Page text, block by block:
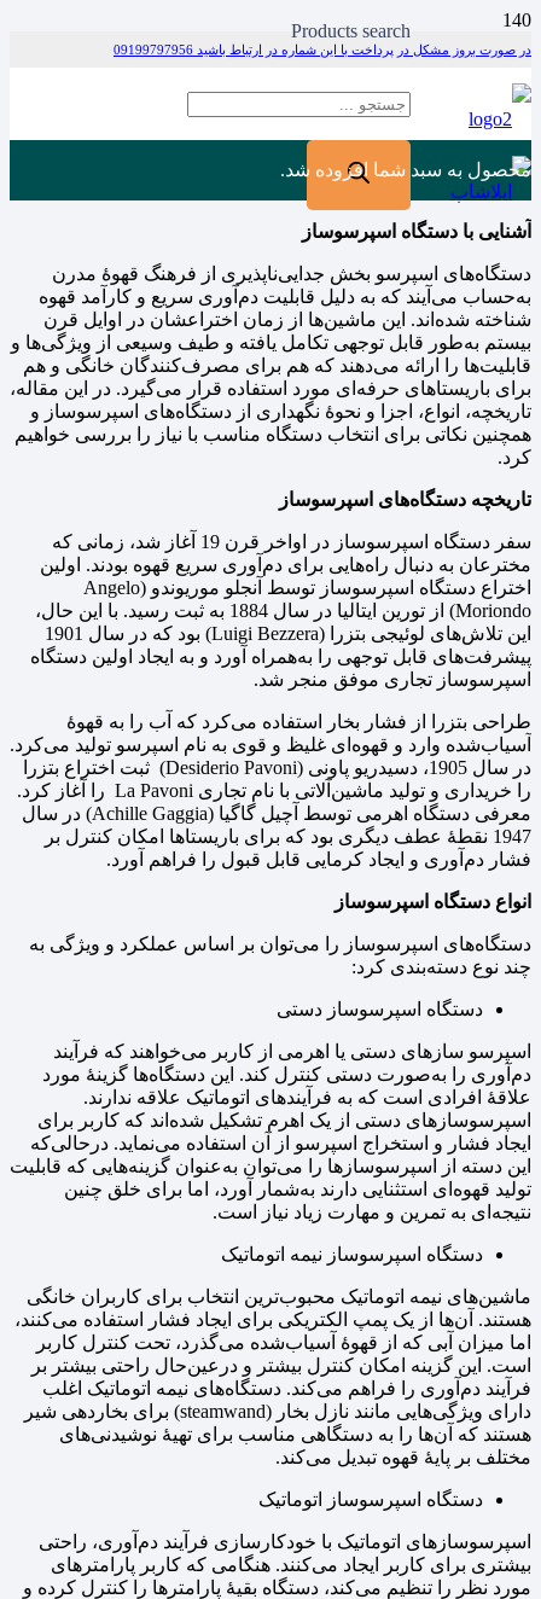
در صورت بروز مشکل در پرداخت با این شماره در ارتباط باشید 09199797956
Products search
محصول به سبد شما افزوده شد.
آشنایی با دستگاه اسپرسوساز
دستگاه‌های اسپرسو بخش جدایی‌ناپذیری از فرهنگ قهوهٔ مدرن
به‌حساب می‌آیند که به دلیل قابلیت دم‌آوری سریع و کارآمد قهوه
شناخته شده‌اند. این ماشین‌ها از زمان اختراعشان در اوایل قرن
بیستم به‌طور قابل توجهی تکامل یافته‌ و طیف وسیعی از ویژگی‌ها و
قابلیت‌ها را ارائه می‌دهند که هم برای مصرف‌کنندگان خانگی و هم
برای باریستاهای حرفه‌ای مورد استفاده قرار می‌گیرد. در این مقاله،
تاریخچه، انواع، اجزا و نحوهٔ نگهداری از دستگاه‌های اسپرسوساز و
همچنین نکاتی برای انتخاب دستگاه مناسب با نیاز را بررسی خواهیم
کرد.
تاریخچه دستگاه‌های اسپرسوساز
سفر دستگاه اسپرسوساز در اواخر قرن 19 آغاز شد، زمانی که
مخترعان به دنبال راه‌هایی برای دم‌آوری سریع قهوه بودند. اولین
اختراع دستگاه اسپرسوساز توسط آنجلو موریوندو (Angelo
Moriondo)‌ از تورین ایتالیا در سال 1884 به ثبت رسید. با این حال،
این تلاش‌های لوئیجی بتزرا (Luigi Bezzera) بود که در سال 1901
پیشرفت‌های قابل توجهی را به‌همراه آورد و به ایجاد اولین دستگاه
اسپرسوساز تجاری موفق منجر شد.
طراحی بتزرا از فشار بخار استفاده می‌کرد که آب را به قهوهٔ
آسیاب‌شده وارد و قهوه‌ای غلیظ و قوی به نام اسپرسو تولید می‌کرد.
در سال 1905، دسیدریو پاونی (Desiderio Pavoni) ثبت اختراع بتزرا
را خریداری و تولید ماشین‌آلاتی با نام تجاری La Pavoni را آغاز کرد.
معرفی دستگاه اهرمی توسط آچیل گاگیا (Achille Gaggia) در سال
1947 نقطهٔ عطف دیگری بود که برای باریستاها امکان کنترل بر
فشار دم‌آوری و ایجاد کرمایی قابل قبول را فراهم آورد.
انواع دستگاه اسپرسوساز
دستگاه‌های اسپرسوساز را می‌توان بر اساس عملکرد و ویژگی به
چند نوع دسته‌بندی کرد:
دستگاه اسپرسوساز دستی
اسپرسو سازهای دستی یا اهرمی از کاربر می‌خواهند که فرآیند
دم‌آوری را به‌صورت دستی کنترل کند. این دستگاه‌ها گزینهٔ مورد
علاقهٔ افرادی است که به فرآیندهای اتوماتیک علاقه ندارند.
اسپرسوسازهای دستی از یک اهرم تشکیل شده‌اند که کاربر برای
ایجاد فشار و استخراج اسپرسو از آن استفاده می‌نماید. درحالی‌که
این دسته از اسپرسوسازها را می‌توان به‌عنوان گزینه‌هایی که قابلیت
تولید قهوه‌ای استثنایی دارند به‌شمار آورد، اما برای خلق چنین
نتیجه‌ای به تمرین و مهارت زیاد نیاز است.
دستگاه اسپرسوساز نیمه اتوماتیک
ماشین‌های نیمه اتوماتیک محبوب‌ترین انتخاب برای کاربران خانگی
هستند. آن‌ها از یک پمپ الکتریکی برای ایجاد فشار استفاده می‌کنند،
اما میزان آبی که از قهوهٔ آسیاب‌شده می‌گذرد، تحت کنترل کاربر
است. این گزینه امکان کنترل بیشتر و درعین‌حال راحتی بیشتر بر
فرآیند دم‌آوری را فراهم می‌کند. دستگاه‌های نیمه اتوماتیک اغلب
دارای ویژگی‌هایی مانند نازل بخار (steamwand) برای بخاردهی شیر
هستند که آن‌ها را به دستگاهی مناسب برای تهیهٔ نوشیدنی‌های
مختلف بر پایهٔ قهوه تبدیل می‌کند.
دستگاه اسپرسوساز اتوماتیک
اسپرسوسازهای اتوماتیک با خودکارسازی فرآیند دم‌آوری، راحتی
بیشتری برای کاربر ایجاد می‌کنند. هنگامی که کاربر پارامترهای
مورد نظر را تنظیم می‌کند، دستگاه بقیهٔ پارامترها را کنترل کرده و